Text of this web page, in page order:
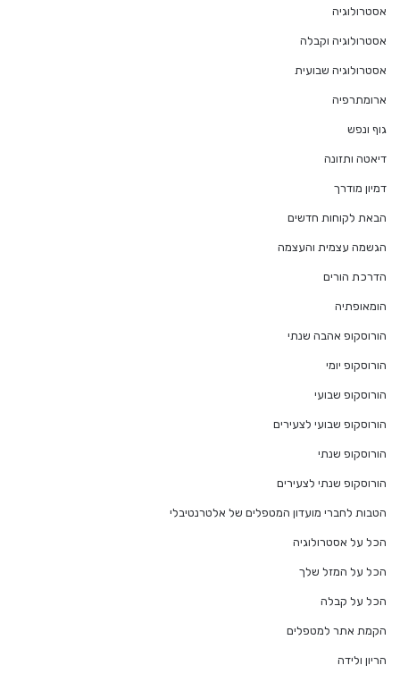
אסטרולוגיה
אסטרולוגיה וקבלה
אסטרולוגיה שבועית
ארומתרפיה
גוף ונפש
דיאטה ותזונה
דמיון מודרך
הבאת לקוחות חדשים
הגשמה עצמית והעצמה
הדרכת הורים
הומאופתיה
הורוסקופ אהבה שנתי
הורוסקופ יומי
הורוסקופ שבועי
הורוסקופ שבועי לצעירים
הורוסקופ שנתי
הורוסקופ שנתי לצעירים
הטבות לחברי מועדון המטפלים של אלטרנטיבלי
הכל על אסטרולוגיה
הכל על המזל שלך
הכל על קבלה
הקמת אתר למטפלים
הריון ולידה